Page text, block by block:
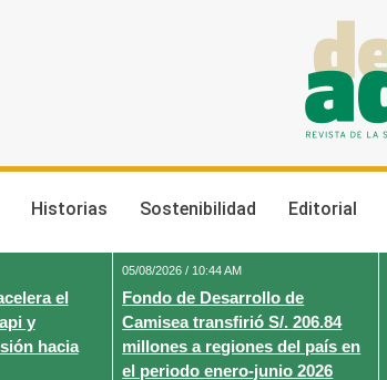
Historias Sostenibilidad Editorial
el
y
hacia
05/08/2026 / 10:44 AM
Fondo de Desarrollo de
Camisea transfirió S/. 206.84
millones a regiones del país en
el periodo enero-junio 2026